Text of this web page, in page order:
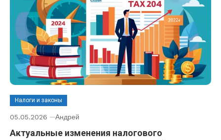
Налоги и законы
05.05.2026 Андрей
Актуальные изменения налогового